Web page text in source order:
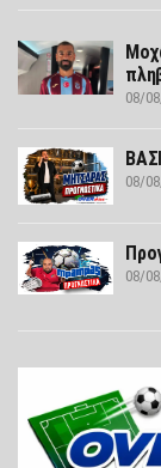
08/
08/
08/